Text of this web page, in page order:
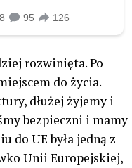
rozwinięta. Po
do życia.
dłużej żyjemy i
bezpieczni i mamy
do UE była jedną z
Unii Europejskiej,